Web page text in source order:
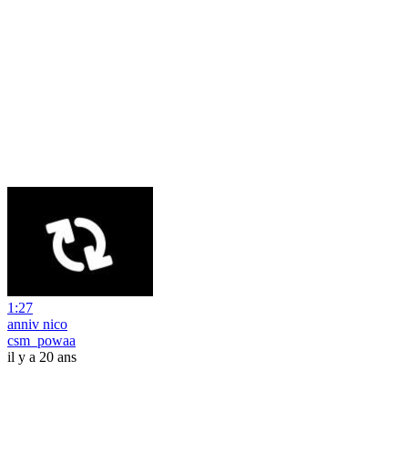
1:27
anniv nico
csm_powaa
il y a 20 ans